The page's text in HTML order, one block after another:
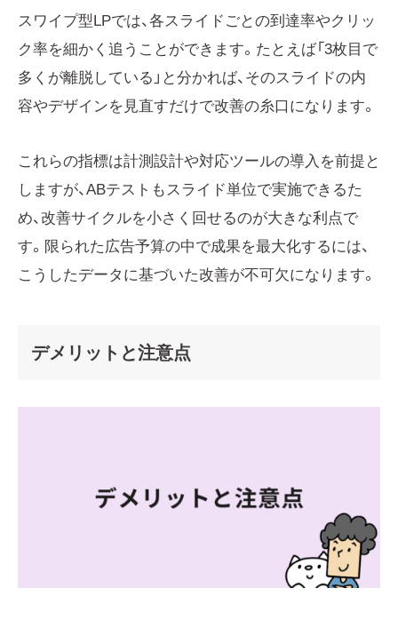
スワイプ型LPでは、各スライドごとの到達率やクリッ
ク率を細かく追うことができます。たとえば「3枚目で
多くが離脱している」と分かれば、そのスライドの内
容やデザインを見直すだけで改善の糸口になります。
これらの指標は計測設計や対応ツールの導入を前提と
しますが、ABテストもスライド単位で実施できるた
め、改善サイクルを小さく回せるのが大きな利点で
す。限られた広告予算の中で成果を最大化するには、
こうしたデータに基づいた改善が不可欠になります。
デメリットと注意点